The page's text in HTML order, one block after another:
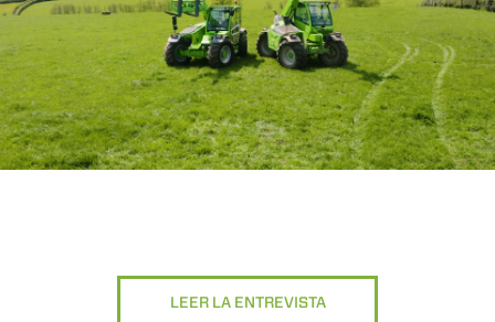
LEER LA ENTREVISTA